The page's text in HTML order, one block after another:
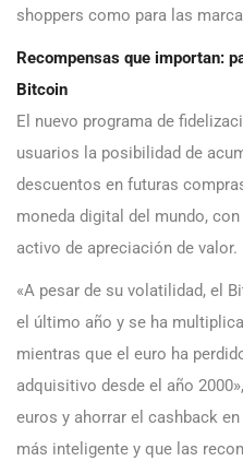
shoppers como para las
Recompensas que importan:
Bitcoin
El nuevo programa de
usuarios la posibilidad de
descuentos en futuras
moneda digital del mundo,
activo de apreciación de valor.
«A pesar de su volatilidad, el
el último año y se ha
mientras que el euro ha
adquisitivo desde el año
euros y ahorrar el cashback
más inteligente y que las